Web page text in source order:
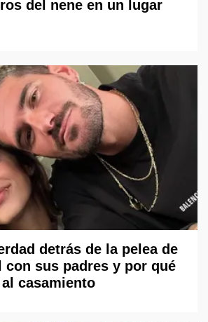
del nene en un lugar
detrás de la pelea de
con sus padres y por qué
casamiento